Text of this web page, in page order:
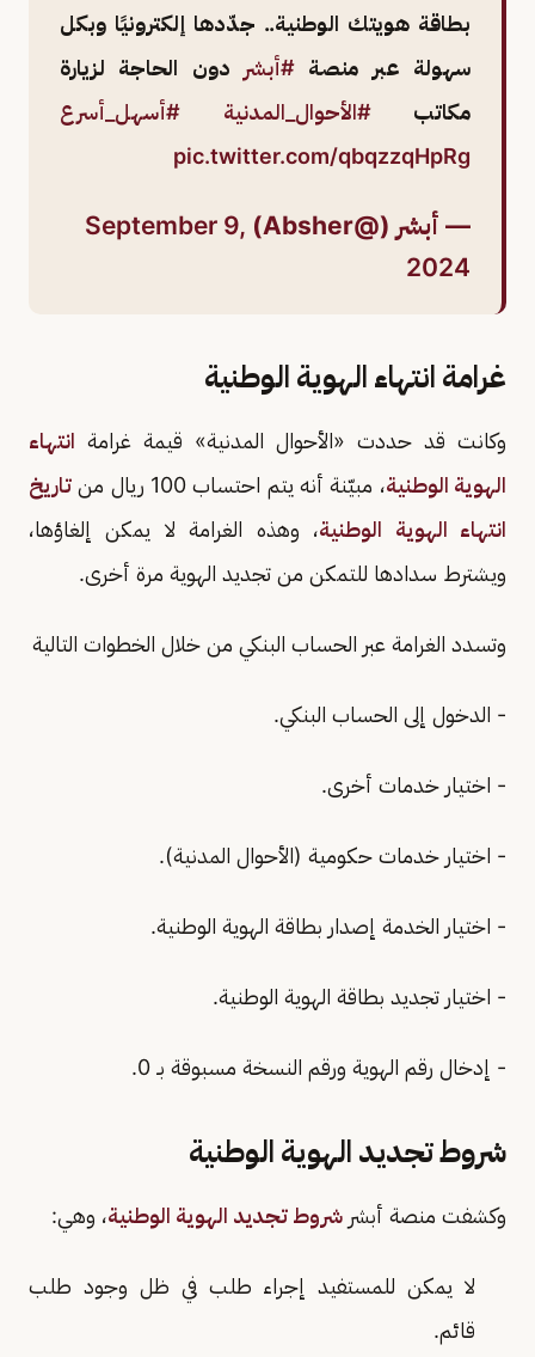
بطاقة هويتك الوطنية.. جدّدها إلكترونيًا وبكل
سهولة عبر منصة #أبشر دون الحاجة لزيارة
مكاتب#الأحوال_المدنية
#أسهل_أسرع
pic.twitter.com/qbqzzqHpRg
— أبشر (@Absher)
September 9,
2024
غرامة انتهاء الهوية الوطنية
وكانت قد حددت «الأحوال المدنية» قيمة غرامة انتهاء
الهوية الوطنية، مبيّنة أنه يتم احتساب 100 ريال من
تاريخ
انتهاء الهوية الوطنية، وهذه الغرامة لا يمكن إلغاؤها،
ويشترط سدادها للتمكن من تجديد الهوية مرة أخرى.
وتسدد الغرامة عبر الحساب البنكي من خلال الخطوات التالية
- الدخول إلى الحساب البنكي.
- اختيار خدمات أخرى.
- اختيار خدمات حكومية (الأحوال المدنية).
- اختيار الخدمة إصدار بطاقة الهوية الوطنية.
- اختيار تجديد بطاقة الهوية الوطنية.
- إدخال رقم الهوية ورقم النسخة مسبوقة بـ 0.
شروط تجديد الهوية الوطنية
وكشفت منصة أبشر شروط تجديد الهوية الوطنية، وهي:
لا يمكن للمستفيد إجراء طلب في ظل وجود طلب
قائم.